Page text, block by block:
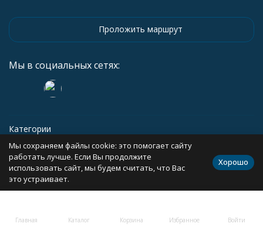
Главная Каталог Корзина Избранное Войти
Проложить маршрут
Мы в социальных сетях:
Категории
Информация
Политика персональных данных Карта сайта
Мы сохраняем файлы cookie: это помогает сайту
работать лучше. Если Вы продолжите
использовать сайт, мы будем считать, что Вас
это устраивает.
Хорошо